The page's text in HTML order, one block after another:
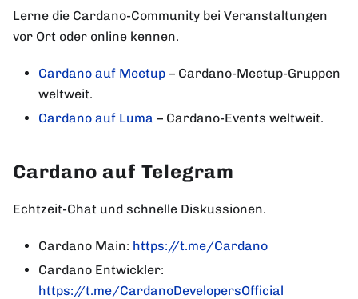
Lerne die Cardano-Community bei Veranstaltungen
vor Ort oder online kennen.
Cardano auf Meetup – Cardano-Meetup-Gruppen
weltweit.
Cardano auf Luma – Cardano-Events weltweit.
Cardano auf Telegram
Echtzeit-Chat und schnelle Diskussionen.
Cardano Main: https://t.me/Cardano
Cardano Entwickler:
https://t.me/CardanoDevelopersOfficial